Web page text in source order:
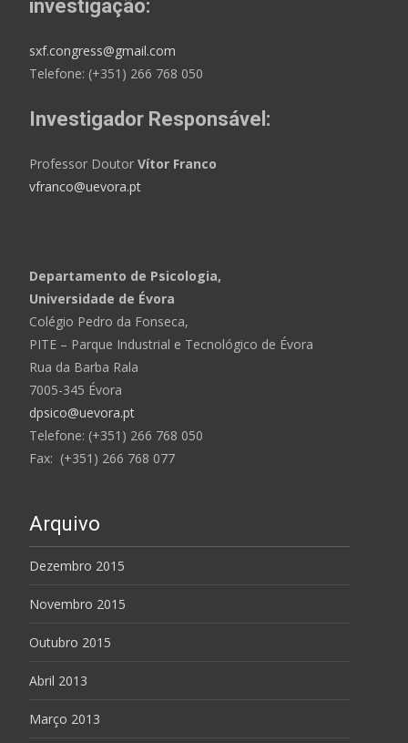
investigação:
sxf.congress@gmail.com
Telefone: (+351) 266 768 050
Investigador Responsável:
Professor Doutor Vítor Franco
vfranco@uevora.pt
Departamento de Psicologia,
Universidade de Évora
Colégio Pedro da Fonseca,
PITE – Parque Industrial e Tecnológico de Évora
Rua da Barba Rala
7005-345 Évora
dpsico@uevora.pt
Telefone: (+351) 266 768 050
Fax: (+351) 266 768 077
Arquivo
Dezembro 2015
Novembro 2015
Outubro 2015
Abril 2013
Março 2013